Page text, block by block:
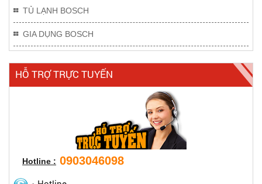
TỦ LẠNH BOSCH
GIA DỤNG BOSCH
HỖ TRỢ TRỰC TUYẾN
Hotline : 0903046098